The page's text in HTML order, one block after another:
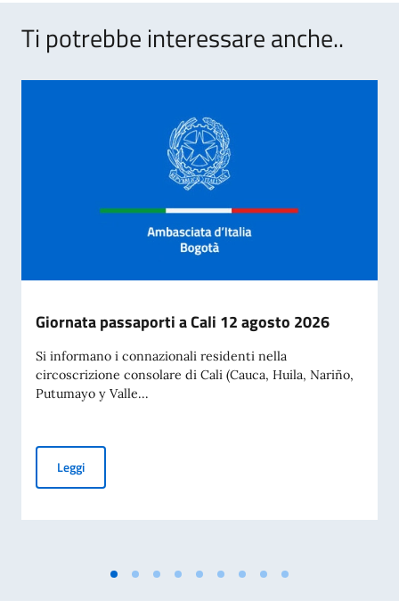
Ti potrebbe interessare anche..
Giornata passaporti a Cali 12 agosto 2026
Si informano i connazionali residenti nella
circoscrizione consolare di Cali (Cauca, Huila, Nariño,
Putumayo y Valle...
LeggiGiornata passaporti a Cali 12 agosto 2026